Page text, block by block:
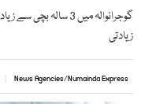
زیادتی
News Agencies/Numainda Express